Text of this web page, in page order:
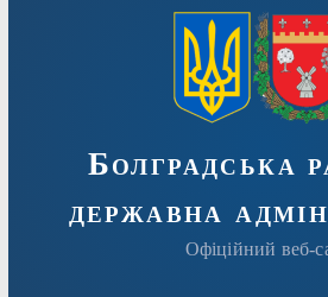
Болградська
державна
Офіційний веб-